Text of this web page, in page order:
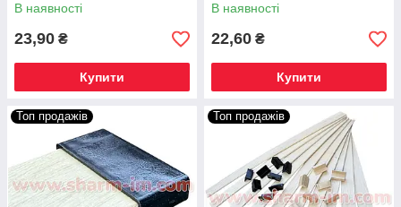
В наявності
23,90 ₴
Купити
В наявності
22,60 ₴
Купити
Топ продажів Топ продажів